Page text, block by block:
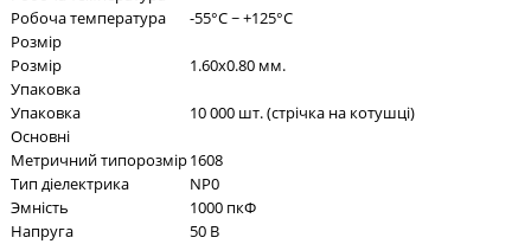
Робоча температура
-55°C ~ +125°C
Розмір
Розмір
1.60x0.80 мм.
Упаковка
Упаковка
10 000 шт. (стрічка на котушці)
Основні
Метричний типорозмір1608
Тип діелектрика
NP0
Эмність
1000 пкФ
Напруга
50 В